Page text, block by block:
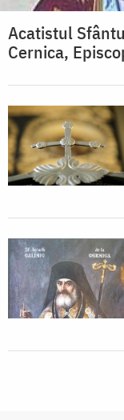
Acatistul
Cernica,